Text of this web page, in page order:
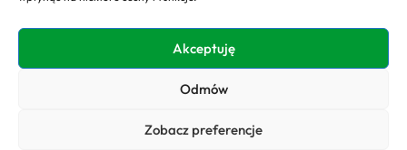
Akceptuję
Odmów
Zobacz preferencje
Copyright 2026. All rights
Prywatności